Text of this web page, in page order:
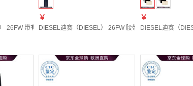
26FW 带有阴影效果贴片带帽长袖T恤 男士 图色A240530PGBY 20 |
￥
DIESEL迪赛（DIESEL） 26FW 腰带环牛仔裤 女士 图
￥
DIESEL迪赛（